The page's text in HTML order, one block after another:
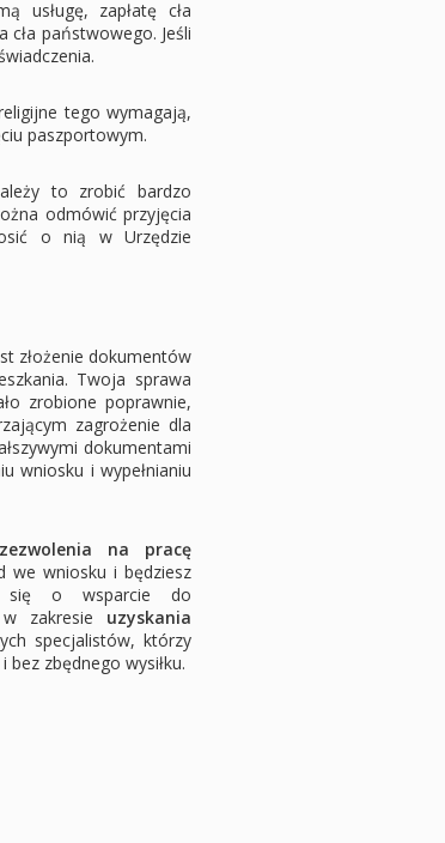
usługę, zapłatę cła
państwowego. Jeśli
tego wymagają,
paszportowym.
to zrobić bardzo
odmówić przyjęcia
o nią w Urzędzie
złożenie dokumentów
Twoja sprawa
zrobione poprawnie,
zagrożenie dla
dokumentami
wniosku i wypełnianiu
na pracę
we wniosku i będziesz
się o wsparcie do
zakresie uzyskania
specjalistów, którzy
zbędnego wysiłku.